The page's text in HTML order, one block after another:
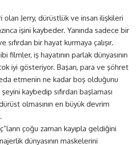
olan Jerry, dürüstlük ve insan ilişkileri
işini kaybeder. Yanında sadece bir
sıfırdan bir hayat kurmaya çalışır.
filmler, iş hayatının parlak dünyasının
iyi gösteriyor. Başarı, para ve şöhret
etmenin ne kadar boş olduğunu
kaybedip sıfırdan başlaması
olmasının en büyük devrim
çoğu zaman kayıpla geldiğini
dünyasının maskelerini